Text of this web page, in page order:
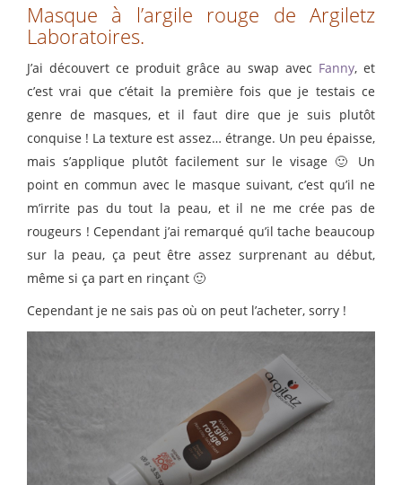
Masque à l’argile rouge de Argiletz
Laboratoires.
J’ai découvert ce produit grâce au swap avec Fanny, et
c’est vrai que c’était la première fois que je testais ce
genre de masques, et il faut dire que je suis plutôt
conquise ! La texture est assez… étrange. Un peu épaisse,
mais s’applique plutôt facilement sur le visage 🙂 Un
point en commun avec le masque suivant, c’est qu’il ne
m’irrite pas du tout la peau, et il ne me crée pas de
rougeurs ! Cependant j’ai remarqué qu’il tache beaucoup
sur la peau, ça peut être assez surprenant au début,
même si ça part en rinçant 🙂
Cependant je ne sais pas où on peut l’acheter, sorry !